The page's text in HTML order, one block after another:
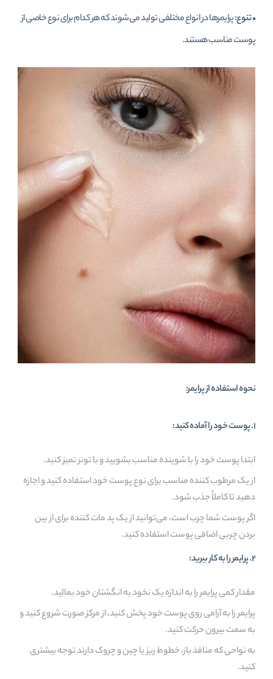
•تنوع:پرایمرها در انواع مختلفی تولید می‌شوند که هر کدام برای نوع خاصی از
پوست مناسب هستند.
نحوه استفاده از پرایمر:
1. پوست خود را آماده کنید:
ابتدا پوست خود را با شوینده مناسب بشویید و با تونر تمیز کنید.
از یک مرطوب کننده مناسب برای نوع پوست خود استفاده کنید و اجازه
دهید تا کاملاً جذب شود.
اگر پوست شما چرب است، می‌توانید از یک پد مات کننده برای از بین
بردن چربی اضافی پوست استفاده کنید.
2. پرایمر را به کار ببرید:
مقدار کمی پرایمر را به اندازه یک نخود به انگشتان خود بمالید.
پرایمر را به آرامی روی پوست خود پخش کنید، از مرکز صورت شروع کنید و
به سمت بیرون حرکت کنید.
به نواحی که منافذ باز، خطوط ریز یا چین و چروک دارند توجه بیشتری
کنید.